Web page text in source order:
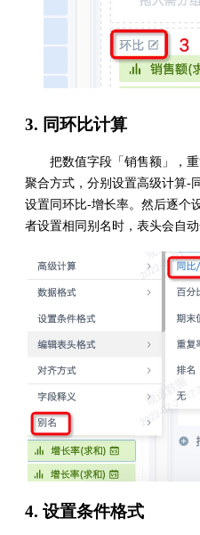
3. 同环比计算
把数值字段「销售额」，重
聚合方式，分别设置高级计算-
设置同环比-增长率。然后逐个
者设置相同别名时，表头会自动
4. 设置条件格式